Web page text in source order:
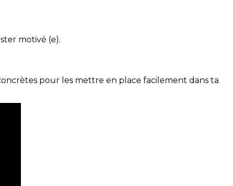
motivé (e).
pour les mettre en place facilement dans ta